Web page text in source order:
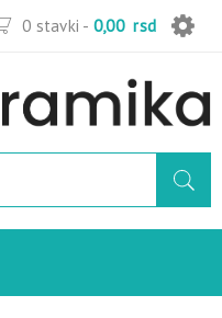
0 stavki - 0,00 rsd